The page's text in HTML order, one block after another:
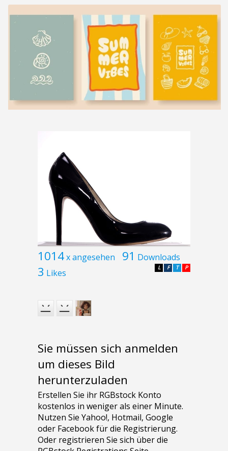
1014x angesehen 91 Downloads
3 Likes P
T
F
L
Sie müssen sich anmelden
um dieses Bild
herunterzuladen